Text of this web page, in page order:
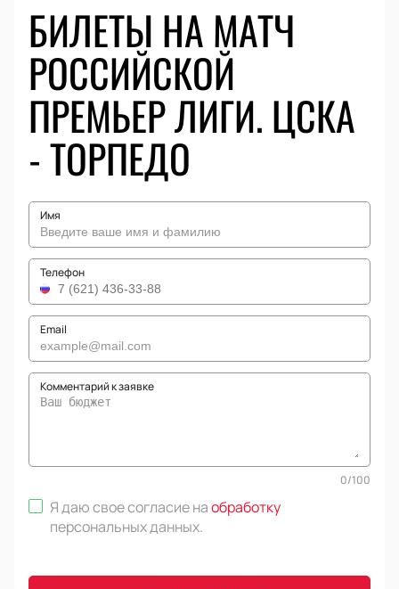
БИЛЕТЫ НА МАТЧ
РОССИЙСКОЙ
ПРЕМЬЕР ЛИГИ. ЦСКА
- ТОРПЕДО
Имя
Телефон
Email
Комментарий к заявке
0/100
Я даю свое согласие наобработку
персональных данных.